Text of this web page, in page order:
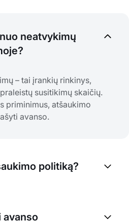
neatvykimų
– tai įrankių rinkinys,
susitikimų skaičių.
priminimus, atšaukimo
avanso.
politiką?
avanso